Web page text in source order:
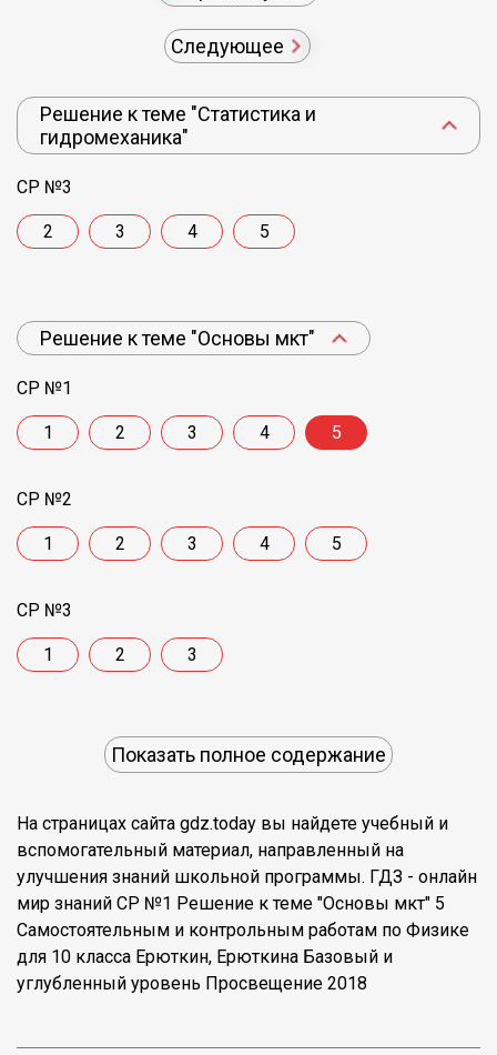
Следующее
Решение к теме "Статистика и
гидромеханика"
СР №3
2 3 4 5
Решение к теме "Основы мкт"
СР №1
1 2 3 4 5
СР №2
1 2 3 4 5
СР №3
1 2 3
Показать полное содержание
На страницах сайта gdz.today вы найдете учебный и
вспомогательный материал, направленный на
улучшения знаний школьной программы. ГДЗ - онлайн
мир знаний СР №1 Решение к теме "Основы мкт" 5
Самостоятельным и контрольным работам по Физике
для 10 класса Ерюткин, Ерюткина Базовый и
углубленный уровень Просвещение 2018